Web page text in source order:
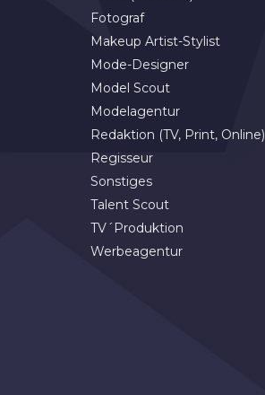
Fotograf
Makeup Artist-Stylist
Mode-Designer
Model Scout
Modelagentur
Redaktion (TV, Print, Online)
Regisseur
Sonstiges
Talent Scout
TV´Produktion
Werbeagentur